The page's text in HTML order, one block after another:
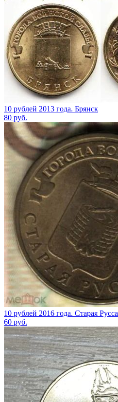
10 рублей 2013 года. Брянск
80 руб.
10 рублей 2016 года. Старая Русса
60 руб.